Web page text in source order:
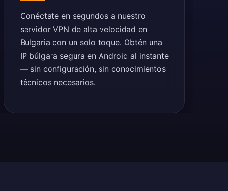
Conéctate en segundos a nuestro
servidor VPN de alta velocidad en
Bulgaria con un solo toque. Obtén una
IP búlgara segura en Android al instante
— sin configuración, sin conocimientos
técnicos necesarios.